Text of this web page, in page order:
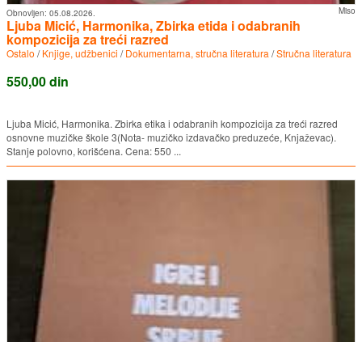
Miso
Obnovljen: 05.08.2026.
Ljuba Micić, Harmonika, Zbirka etida i odabranih
kompozicija za treći razred
Ostalo /Knjige, udžbenici /Dokumentarna, stručna literatura /Stručna literatura
550,00 din
Ljuba Micić, Harmonika. Zbirka etika i odabranih kompozicija za treći razred
osnovne muzičke škole 3(Nota- muzičko izdavačko preduzeće, Knjaževac).
Stanje polovno, korišćena. Cena: 550 ...